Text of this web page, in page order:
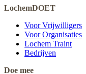
LochemDOET
Voor Vrijwilligers
Voor Organisaties
Lochem Traint
Bedrijven
Doe mee